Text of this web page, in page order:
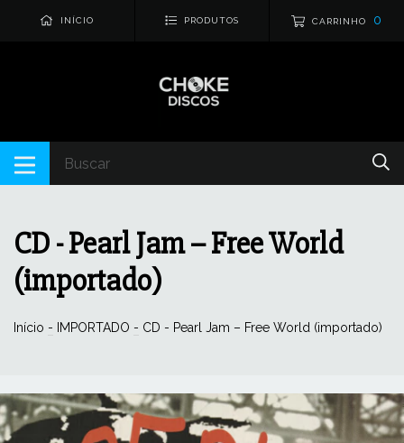
INÍCIO PRODUTOS CARRINHO 0
CD - Pearl Jam – Free World
(importado)
Início - IMPORTADO - CD - Pearl Jam – Free World (importado)